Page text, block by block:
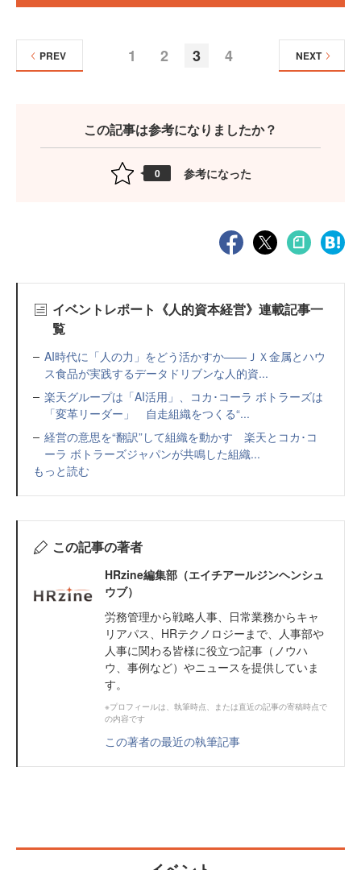
1 2 3 4
PREV NEXT
この記事は参考になりましたか？
0 参考になった
イベントレポート《人的資本経営》連載記事一
覧
AI時代に「人の力」をどう活かすか——ＪＸ金属とハウ
ス食品が実践するデータドリブンな人的資...
楽天グループは「AI活用」、コカ･コーラ ボトラーズは
「変革リーダー」 自走組織をつくる“...
経営の意思を“翻訳”して組織を動かす 楽天とコカ･コ
ーラ ボトラーズジャパンが共鳴した組織...
もっと読む
この記事の著者
HRzine編集部（エイチアールジンヘンシュ
ウブ）
労務管理から戦略人事、日常業務からキャ
リアパス、HRテクノロジーまで、人事部や
人事に関わる皆様に役立つ記事（ノウハ
ウ、事例など）やニュースを提供していま
す。
※プロフィールは、執筆時点、または直近の記事の寄稿時点で
の内容です
この著者の最近の執筆記事